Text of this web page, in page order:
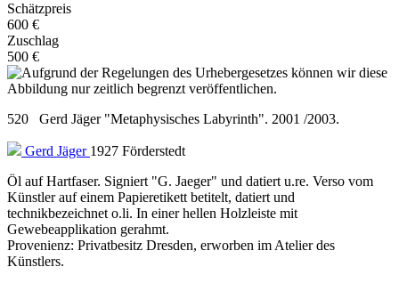
Schätzpreis
600 €
Zuschlag
500 €
520 Gerd Jäger "Metaphysisches Labyrinth". 2001 /2003.
Gerd Jäger 1927 Förderstedt
Öl auf Hartfaser. Signiert "G. Jaeger" und datiert u.re. Verso vom
Künstler auf einem Papieretikett betitelt, datiert und
technikbezeichnet o.li. In einer hellen Holzleiste mit
Gewebeapplikation gerahmt.
Provenienz: Privatbesitz Dresden, erworben im Atelier des
Künstlers.